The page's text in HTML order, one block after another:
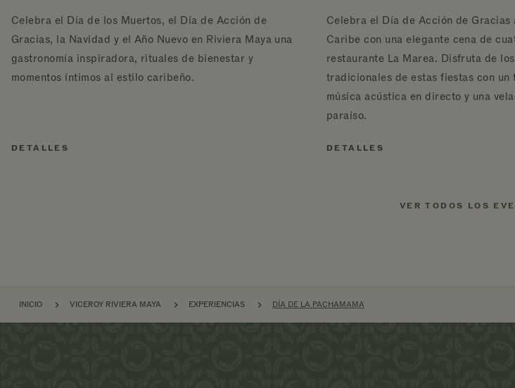
Celebra el Día de los Muertos, el Día de Acción de
Gracias, la Navidad y el Año Nuevo en Riviera Maya una
gastronomía inspiradora, rituales de bienestar y
momentos íntimos al estilo caribeño.
DETALLES
Celebra el Día de Acción de
Caribe con una elegante cena de
restaurante La Marea. Disfruta de
tradicionales de estas fiestas con un
música acústica en directo y una
paraíso.
DETALLES
VER TODOS LOS
NAVEGACIÓN POR EL SITIO
INICIO VICEROY RIVIERA MAYA EXPERIENCIAS DÍA DE LA PACHAMAMA